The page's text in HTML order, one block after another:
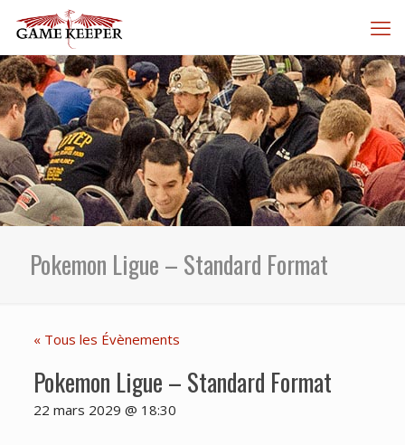
Pokemon Ligue – Standard Format
« Tous les Évènements
Pokemon Ligue – Standard Format
22 mars 2029 @ 18:30